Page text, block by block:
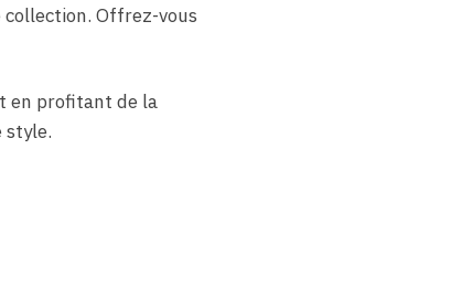
collection. Offrez-vous
en profitant de la
style.